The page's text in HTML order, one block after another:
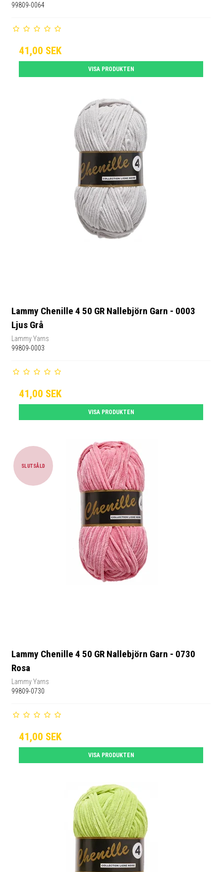
99809-0064
41,00 SEK
VISA PRODUKTEN
Lammy Chenille 4 50 GR Nallebjörn Garn - 0003
Ljus Grå
Lammy Yarns
99809-0003
41,00 SEK
VISA PRODUKTEN
SLUTSÅLD
Lammy Chenille 4 50 GR Nallebjörn Garn - 0730
Rosa
Lammy Yarns
99809-0730
41,00 SEK
VISA PRODUKTEN